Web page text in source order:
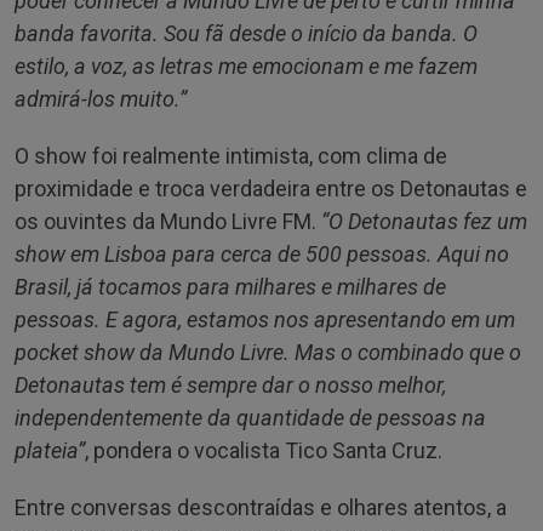
banda favorita. Sou fã desde o início da banda. O
estilo, a voz, as letras me emocionam e me fazem
admirá-los muito.”
O show foi realmente intimista, com clima de
proximidade e troca verdadeira entre os Detonautas e
os ouvintes da Mundo Livre FM. “O Detonautas fez um
show em Lisboa para cerca de 500 pessoas. Aqui no
Brasil, já tocamos para milhares e milhares de
pessoas. E agora, estamos nos apresentando em um
pocket show da Mundo Livre. Mas o combinado que o
Detonautas tem é sempre dar o nosso melhor,
independentemente da quantidade de pessoas na
plateia”, pondera o vocalista Tico Santa Cruz.
Entre conversas descontraídas e olhares atentos, a